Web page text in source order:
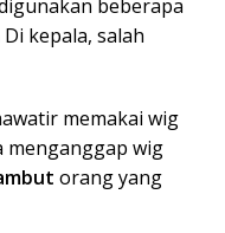
beberapa
kepala, salah
memakai wig
menganggap wig
orang yang